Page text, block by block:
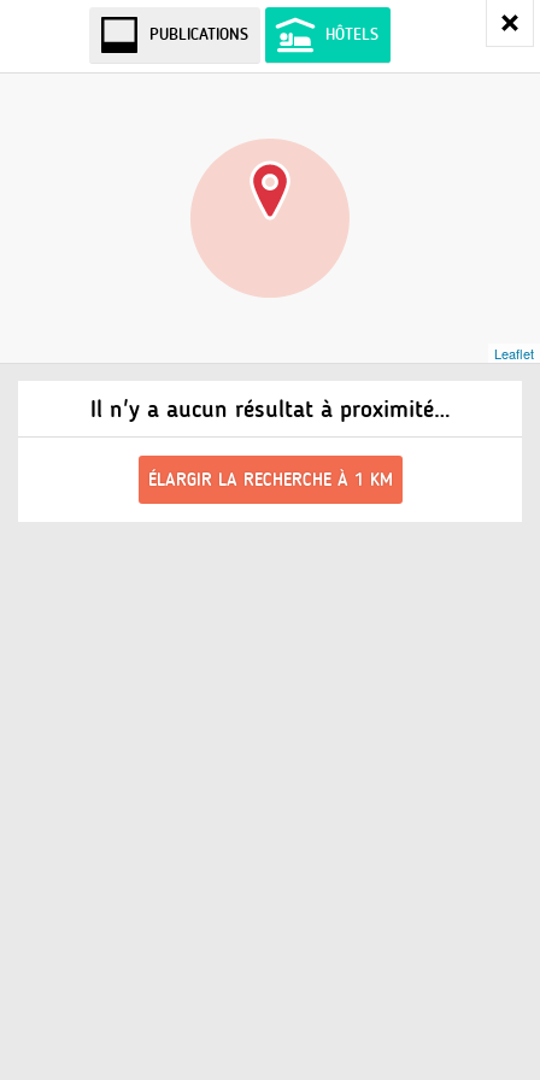
PUBLICATIONS HÔTELS
Il n'y a aucun résultat à proximité…
ÉLARGIR LA RECHERCHE À 1 KM
Leaflet